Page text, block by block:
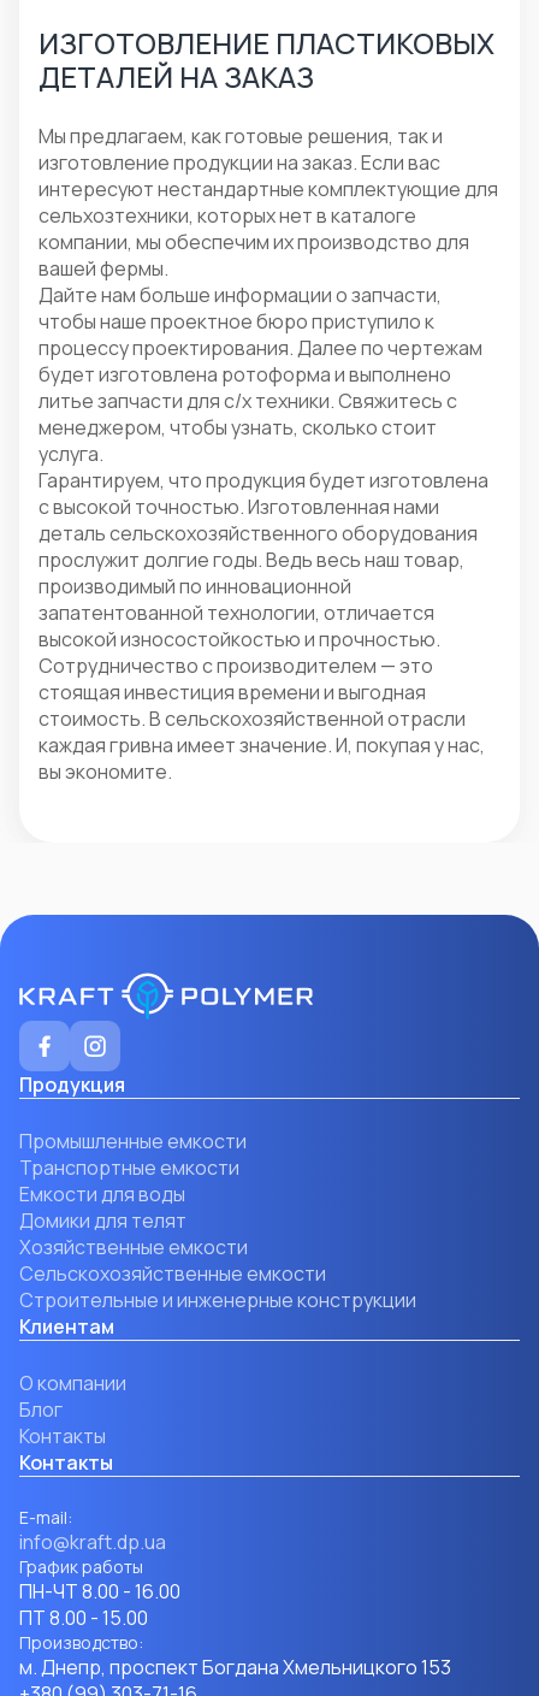
ИЗГОТОВЛЕНИЕ ПЛАСТИКОВЫХ
ДЕТАЛЕЙ НА ЗАКАЗ
Мы предлагаем, как готовые решения, так и
изготовление продукции на заказ. Если вас
интересуют нестандартные комплектующие для
сельхозтехники, которых нет в каталоге
компании, мы обеспечим их производство для
вашей фермы.
Дайте нам больше информации о запчасти,
чтобы наше проектное бюро приступило к
процессу проектирования. Далее по чертежам
будет изготовлена ротоформа и выполнено
литье запчасти для с/х техники. Свяжитесь с
менеджером, чтобы узнать, сколько стоит
услуга.
Гарантируем, что продукция будет изготовлена
с высокой точностью. Изготовленная нами
деталь сельскохозяйственного оборудования
прослужит долгие годы. Ведь весь наш товар,
производимый по инновационной
запатентованной технологии, отличается
высокой износостойкостью и прочностью.
Сотрудничество с производителем — это
стоящая инвестиция времени и выгодная
стоимость. В сельскохозяйственной отрасли
каждая гривна имеет значение. И, покупая у нас,
вы экономите.
Продукция
Промышленные емкости
Транспортные емкости
Емкости для воды
Домики для телят
Хозяйственные емкости
Сельскохозяйственные емкости
Строительные и инженерные конструкции
Клиентам
О компании
Блог
Контакты
Контакты
Е-mail:
info@kraft.dp.ua
График работы
ПН-ЧТ 8.00 - 16.00
ПТ 8.00 - 15.00
Производство:
м. Днепр, проспект Богдана Хмельницкого 153